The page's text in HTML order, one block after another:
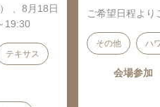
、8月18日
19:30
テキサス
ご希望日程より
その他 ハ
会場参加